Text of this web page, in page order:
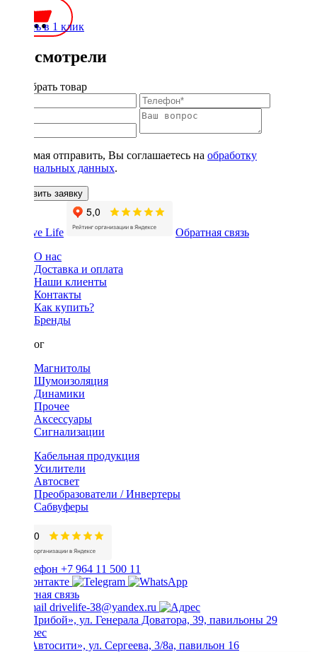
Купить в 1 клик
Вы смотрели
Подобрать товар
Нажимая отправить, Вы соглашаетесь на обработку
персональных данных.
Оставить заявку
Обратная связь
О нас
Доставка и оплата
Наши клиенты
Контакты
Как купить?
Бренды
Каталог
Магнитолы
Шумоизоляция
Динамики
Прочее
Аксессуары
Сигнализации
Кабельная продукция
Усилители
Автосвет
Преобразователи / Инвертеры
Сабвуферы
+7 964 11 500 11
Обратная связь
drivelife-38@yandex.ru
ТЦ «Прибой», ул. Генерала Доватора, 39, павильоны 29
ТЦ «Автосити», ул. Сергеева, 3/8а, павильон 16